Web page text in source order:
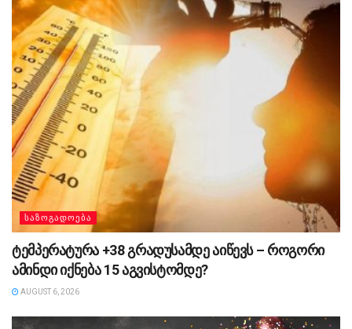
ᲡᲐᲖᲝᲒᲐᲓᲝᲔᲑᲐ
ტემპერატურა +38 გრადუსამდე აიწევს – როგორი
ამინდი იქნება 15 აგვისტომდე?
AUGUST 6, 2026